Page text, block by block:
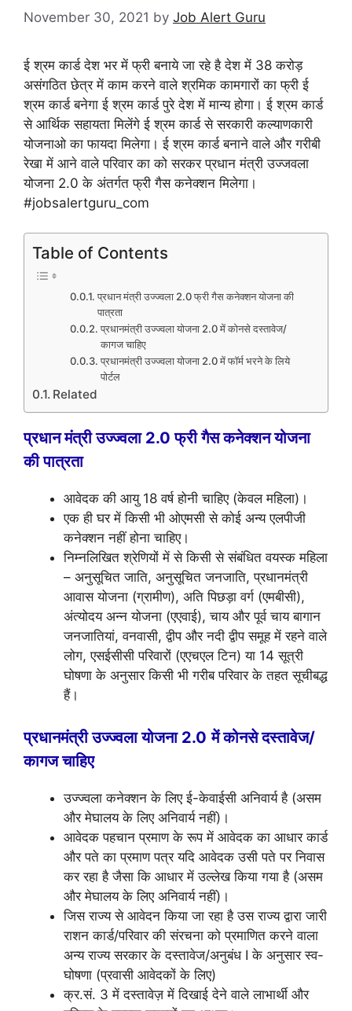
November 30, 2021 by Job Alert Guru
ई श्रम कार्ड देश भर में फ्री बनाये जा रहे है देश में 38 करोड़
असंगठित छेत्र में काम करने वाले श्रमिक कामगारों का फ्री ई
श्रम कार्ड बनेगा ई श्रम कार्ड पुरे देश में मान्य होगा। ई श्रम कार्ड
से आर्थिक सहायता मिलेंगे ई श्रम कार्ड से सरकारी कल्याणकारी
योजनाओ का फायदा मिलेगा। ई श्रम कार्ड बनाने वाले और गरीबी
रेखा में आने वाले परिवार का को सरकर प्रधान मंत्री उज्जवला
योजना 2.0 के अंतर्गत फ्री गैस कनेक्शन मिलेगा।
#jobsalertguru_com
Table of Contents
प्रधान मंत्री उज्ज्वला 2.0 फ्री गैस कनेक्शन योजना की
पात्रता
प्रधानमंत्री उज्ज्वला योजना 2.0 में कोनसे दस्तावेज/
कागज चाहिए
प्रधानमंत्री उज्ज्वला योजना 2.0 में फॉर्म भरने के लिये
पोर्टल
Related
प्रधान मंत्री उज्ज्वला 2.0 फ्री गैस कनेक्शन योजना
की पात्रता
आवेदक की आयु 18 वर्ष होनी चाहिए (केवल महिला)।
एक ही घर में किसी भी ओएमसी से कोई अन्य एलपीजी
कनेक्शन नहीं होना चाहिए।
निम्नलिखित श्रेणियों में से किसी से संबंधित वयस्क महिला
– अनुसूचित जाति, अनुसूचित जनजाति, प्रधानमंत्री
आवास योजना (ग्रामीण), अति पिछड़ा वर्ग (एमबीसी),
अंत्योदय अन्न योजना (एएवाई), चाय और पूर्व चाय बागान
जनजातियां, वनवासी, द्वीप और नदी द्वीप समूह में रहने वाले
लोग, एसईसीसी परिवारों (एएचएल टिन) या 14 सूत्री
घोषणा के अनुसार किसी भी गरीब परिवार के तहत सूचीबद्ध
हैं।
प्रधानमंत्री उज्ज्वला योजना 2.0 में कोनसे दस्तावेज/
कागज चाहिए
उज्ज्वला कनेक्शन के लिए ई-केवाईसी अनिवार्य है (असम
और मेघालय के लिए अनिवार्य नहीं)।
आवेदक पहचान प्रमाण के रूप में आवेदक का आधार कार्ड
और पते का प्रमाण पत्र यदि आवेदक उसी पते पर निवास
कर रहा है जैसा कि आधार में उल्लेख किया गया है (असम
और मेघालय के लिए अनिवार्य नहीं)।
जिस राज्य से आवेदन किया जा रहा है उस राज्य द्वारा जारी
राशन कार्ड/परिवार की संरचना को प्रमाणित करने वाला
अन्य राज्य सरकार के दस्तावेज/अनुबंध I के अनुसार स्व-
घोषणा (प्रवासी आवेदकों के लिए)
क्र.सं. 3 में दस्तावेज़ में दिखाई देने वाले लाभार्थी और